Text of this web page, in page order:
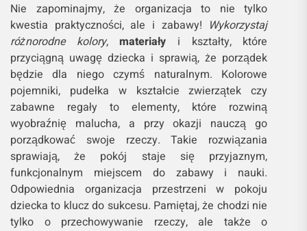
Nie zapominajmy, że organizacja to nie tylko
kwestia praktyczności, ale i zabawy! Wykorzystaj
różnorodne kolory,materiały i kształty, które
przyciągną uwagę dziecka i sprawią, że porządek
będzie dla niego czymś naturalnym. Kolorowe
pojemniki, pudełka w kształcie zwierzątek czy
zabawne regały to elementy, które rozwiną
wyobraźnię malucha, a przy okazji nauczą go
porządkować swoje rzeczy. Takie rozwiązania
sprawiają, że pokój staje się przyjaznym,
funkcjonalnym miejscem do zabawy i nauki.
Odpowiednia organizacja przestrzeni w pokoju
dziecka to klucz do sukcesu. Pamiętaj, że chodzi nie
tylko o przechowywanie rzeczy, ale także o